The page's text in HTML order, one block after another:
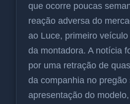
que ocorre poucas
reação adversa do
ao Luce, primeiro
da montadora. A notícia
por uma retração de
da companhia no pregão
apresentação do